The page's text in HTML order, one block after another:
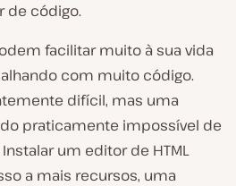
de código.
facilitar muito à sua vida
com muito código.
difícil, mas uma
praticamente impossível de
um editor de HTML
a mais recursos, uma